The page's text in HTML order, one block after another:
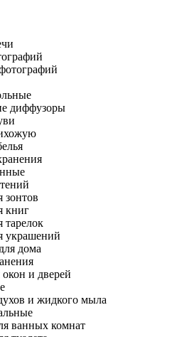
диффузоры
зонтов
книг
тарелок
украшений
дома
и дверей
и жидкого мыла
ванных комнат